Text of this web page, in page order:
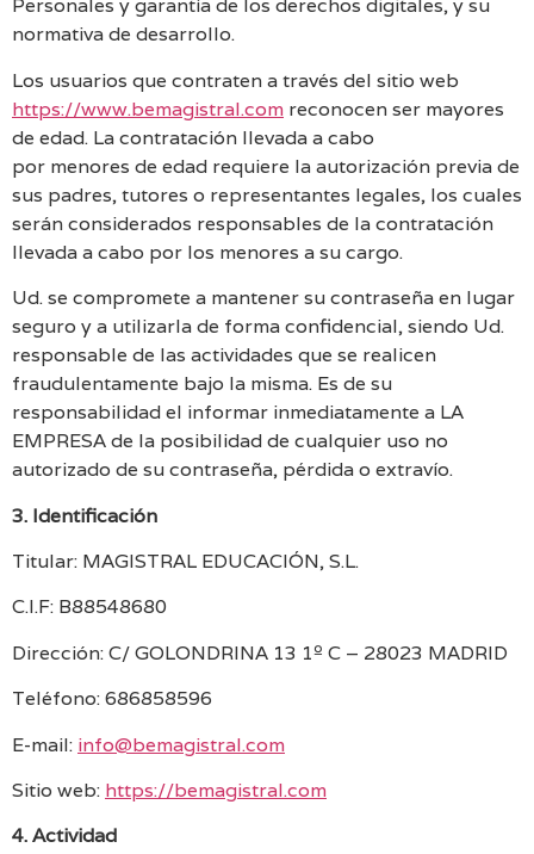
Personales y garantía de los derechos digitales, y su
normativa de desarrollo.
Los usuarios que contraten a través del sitio web
https://www.bemagistral.com reconocen ser mayores
de edad. La contratación llevada a cabo
por menores de edad requiere la autorización previa de
sus padres, tutores o representantes legales, los cuales
serán considerados responsables de la contratación
llevada a cabo por los menores a su cargo.
Ud. se compromete a mantener su contraseña en lugar
seguro y a utilizarla de forma confidencial, siendo Ud.
responsable de las actividades que se realicen
fraudulentamente bajo la misma. Es de su
responsabilidad el informar inmediatamente a LA
EMPRESA de la posibilidad de cualquier uso no
autorizado de su contraseña, pérdida o extravío.
3. Identificación
Titular: MAGISTRAL EDUCACIÓN, S.L.
C.I.F: B88548680
Dirección: C/ GOLONDRINA 13 1º C – 28023 MADRID
Teléfono: 686858596
E-mail: info@bemagistral.com
Sitio web: https://bemagistral.com
4. Actividad